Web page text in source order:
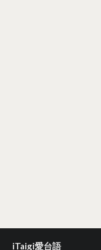
iTaigi愛台語